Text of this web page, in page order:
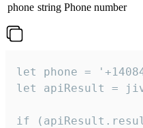
phone string Phone number
let phone =
let apiResult =
if